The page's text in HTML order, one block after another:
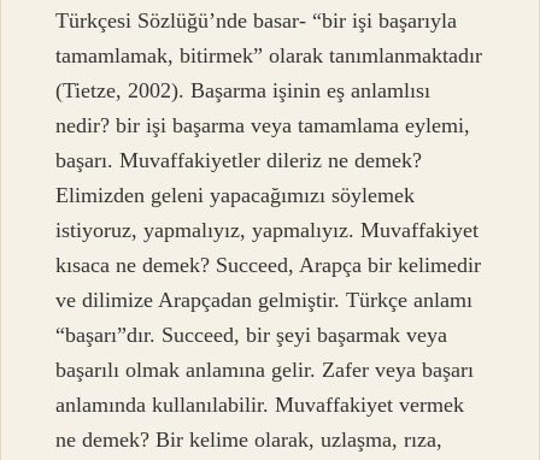
Türkçesi Sözlüğü’nde basar- “bir işi başarıyla
tamamlamak, bitirmek” olarak tanımlanmaktadır
(Tietze, 2002). Başarma işinin eş anlamlısı
nedir? bir işi başarma veya tamamlama eylemi,
başarı. Muvaffakiyetler dileriz ne demek?
Elimizden geleni yapacağımızı söylemek
istiyoruz, yapmalıyız, yapmalıyız. Muvaffakiyet
kısaca ne demek? Succeed, Arapça bir kelimedir
ve dilimize Arapçadan gelmiştir. Türkçe anlamı
“başarı”dır. Succeed, bir şeyi başarmak veya
başarılı olmak anlamına gelir. Zafer veya başarı
anlamında kullanılabilir. Muvaffakiyet vermek
ne demek? Bir kelime olarak, uzlaşma, rıza,